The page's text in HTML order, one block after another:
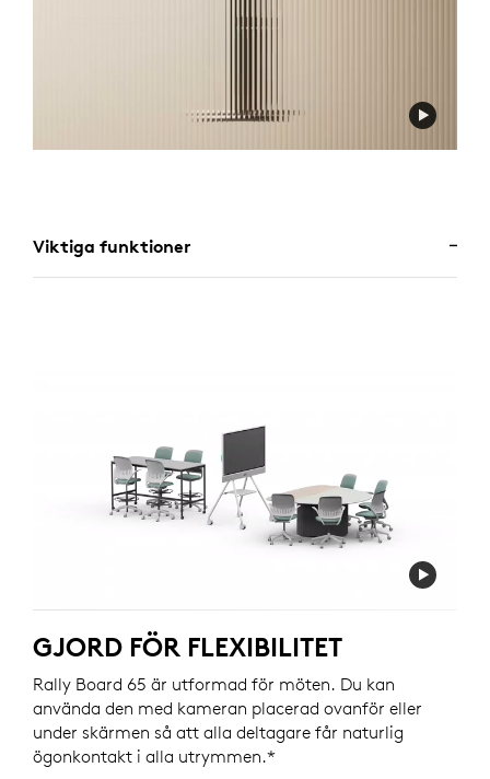
Viktiga funktioner
GJORD FÖR FLEXIBILITET
Rally Board 65 är utformad för möten. Du kan
använda den med kameran placerad ovanför eller
under skärmen så att alla deltagare får naturlig
ögonkontakt i alla utrymmen.*